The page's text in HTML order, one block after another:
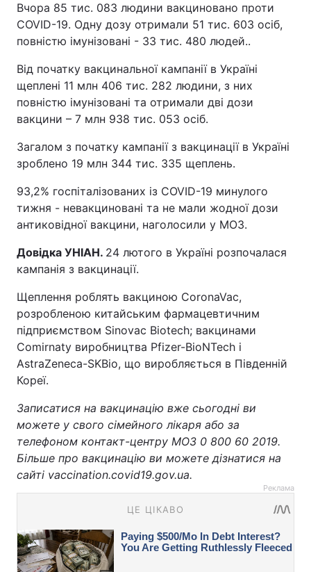
Вчора 85 тис. 083 людини вакциновано проти
COVID-19. Одну дозу отримали 51 тис. 603 осіб,
повністю імунізовані - 33 тис. 480 людей..
Від початку вакцинальної кампанії в Україні
щеплені 11 млн 406 тис. 282 людини, з них
повністю імунізовані та отримали дві дози
вакцини – 7 млн 938 тис. 053 осіб.
Загалом з початку кампанії з вакцинації в Україні
зроблено 19 млн 344 тис. 335 щеплень.
93,2% госпіталізованих із COVID-19 минулого
тижня - невакциновані та не мали жодної дози
антиковідної вакцини, наголосили у МОЗ.
Довідка УНІАН. 24 лютого в Україні розпочалася
кампанія з вакцинації.
Щеплення роблять вакциною CoronaVac,
розробленою китайським фармацевтичним
підприємством Sinovac Biotech; вакцинами
Comirnaty виробництва Pfizer-BioNTech і
AstraZeneca-SKBio, що виробляється в Південній
Кореї.
Записатися на вакцинацію вже сьогодні ви
можете у свого сімейного лікаря або за
телефоном контакт-центру МОЗ 0 800 60 2019.
Більше про вакцинацію ви можете дізнатися на
сайті vaccination.covid19.gov.ua.
Реклама